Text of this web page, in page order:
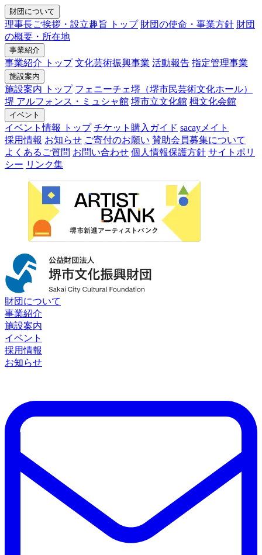
財団について
理事長ご挨拶・設立趣旨 トップ 財団の使命・事業方針 財団
の概要・所在地
事業紹介
事業紹介 トップ 文化芸術振興事業 活動報告 指定管理事業
施設案内
施設案内 トップ フェニーチェ堺（堺市民芸術文化ホール）
堺 アルフォンス・ミュシャ館 堺市立文化館 栂文化会館
イベント
イベント情報 トップ チケット購入ガイド sacayメイト
採用情報 お知らせ ご寄付のお願い 賛助会員募集について
よくあるご質問 お問い合わせ 個人情報保護方針 サイトポリ
シー リンク集
財団について
事業紹介
施設案内
イベント
採用情報
お知らせ